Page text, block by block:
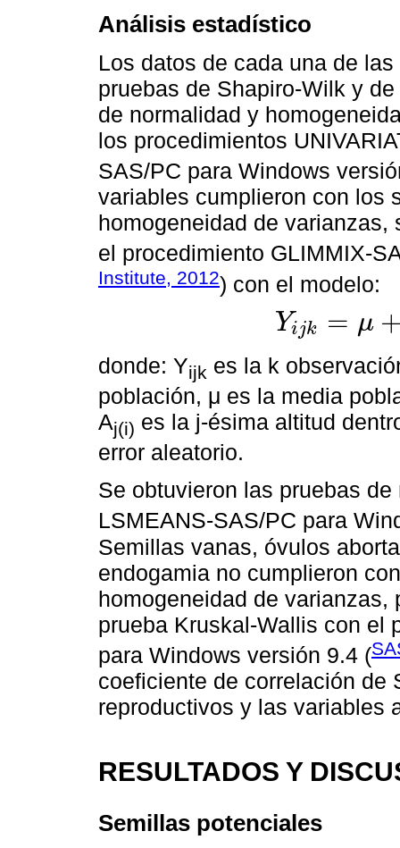
Análisis estadístico
Los datos de cada una de
pruebas de Shapiro-Wilk y
de normalidad y
los procedimientos
SAS/PC para Windows
variables cumplieron con los
homogeneidad de
el procedimiento GLIMMIX-
Institute, 2012) con el modelo:
Yijk = μ
Yij k=μ+P +Aji+ ijk
donde: Yijk es la k
población, μ es la media
Aj(i) es la j-ésima altitud
error aleatorio.
Se obtuvieron las pruebas
LSMEANS-SAS/PC para
Semillas vanas, óvulos
endogamia no cumplieron
homogeneidad de
prueba Kruskal-Wallis con el
para Windows versión 9.4 (
coeficiente de correlación de
reproductivos y las variables
RESULTADOS Y
Semillas potenciales